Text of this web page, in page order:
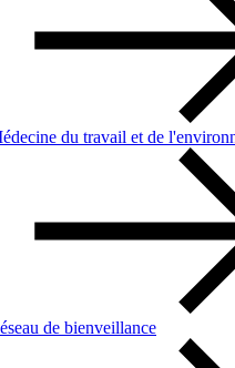
du travail et de
de bienveillance